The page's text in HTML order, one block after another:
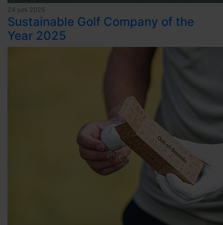
24 juni 2025
Sustainable Golf Company of the
Year 2025